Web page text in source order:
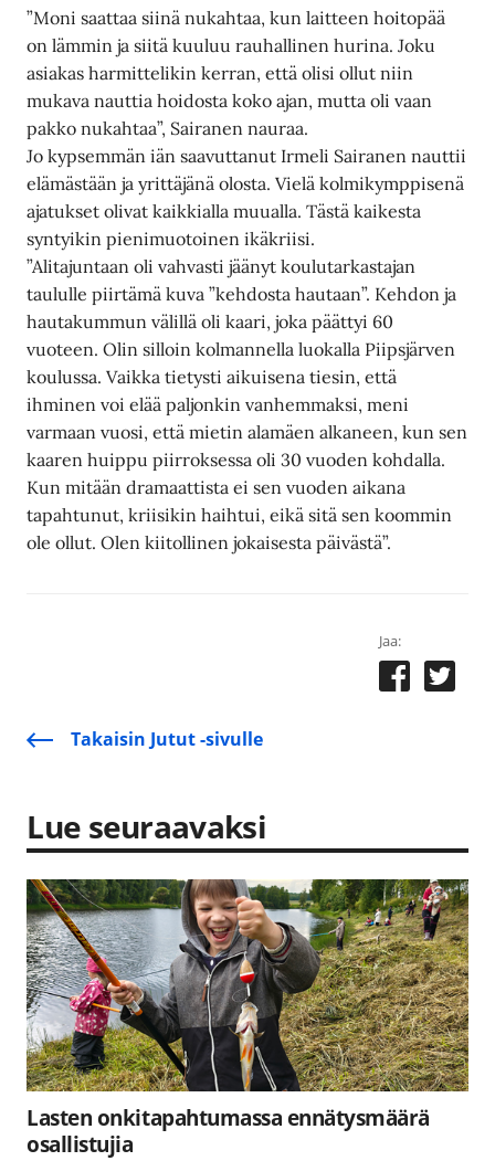
”Moni saattaa siinä nukahtaa, kun laitteen hoitopää
on lämmin ja siitä kuuluu rauhallinen hurina. Joku
asiakas harmittelikin kerran, että olisi ollut niin
mukava nauttia hoidosta koko ajan, mutta oli vaan
pakko nukahtaa”, Sairanen nauraa.
Jo kypsemmän iän saavuttanut Irmeli Sairanen nauttii
elämästään ja yrittäjänä olosta. Vielä kolmikymppisenä
ajatukset olivat kaikkialla muualla. Tästä kaikesta
syntyikin pienimuotoinen ikäkriisi.
”Alitajuntaan oli vahvasti jäänyt koulutarkastajan
taululle piirtämä kuva ”kehdosta hautaan”. Kehdon ja
hautakummun välillä oli kaari, joka päättyi 60
vuoteen. Olin silloin kolmannella luokalla Piipsjärven
koulussa. Vaikka tietysti aikuisena tiesin, että
ihminen voi elää paljonkin vanhemmaksi, meni
varmaan vuosi, että mietin alamäen alkaneen, kun sen
kaaren huippu piirroksessa oli 30 vuoden kohdalla.
Kun mitään dramaattista ei sen vuoden aikana
tapahtunut, kriisikin haihtui, eikä sitä sen koommin
ole ollut. Olen kiitollinen jokaisesta päivästä”.
Jaa:
Takaisin Jutut -sivulle
Lue seuraavaksi
Lasten onkitapahtumassa ennätysmäärä
osallistujia